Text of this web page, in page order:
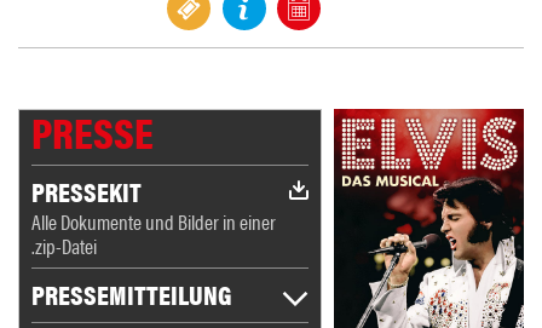
PRESSE
PRESSEKIT
Alle Dokumente und Bilder in einer
.zip-Datei
PRESSEMITTEILUNG